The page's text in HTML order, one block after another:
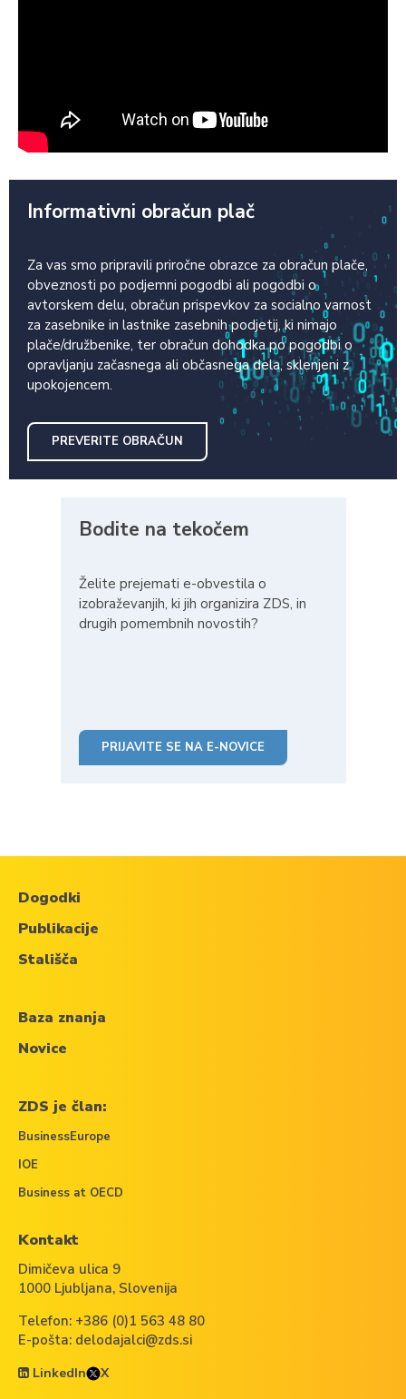
Informativni obračun plač
Za vas smo pripravili priročne obrazce za obračun plače,
obveznosti po podjemni pogodbi ali pogodbi o
avtorskem delu, obračun prispevkov za socialno varnost
za zasebnike in lastnike zasebnih podjetij, ki nimajo
plače/družbenike, ter obračun dohodka po pogodbi o
opravljanju začasnega ali občasnega dela, sklenjeni z
upokojencem.
PREVERITE OBRAČUN
Bodite na tekočem
Želite prejemati e-obvestila o
izobraževanjih, ki jih organizira ZDS, in
drugih pomembnih novostih?
PRIJAVITE SE NA E-NOVICE
Dogodki
Publikacije
Stališča
Baza znanja
Novice
ZDS je član:
BusinessEurope
IOE
Business at OECD
Kontakt
Dimičeva ulica 9
1000 Ljubljana, Slovenija
Telefon: +386 (0)1 563 48 80
E-pošta: delodajalci@zds.si
LinkedIn X